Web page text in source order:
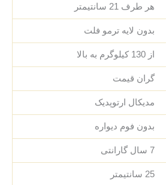
هر طرف 21 سانتیمتر
بدون لایه ترمو فلت
از 130 کیلوگرم به بالا
گران قیمت
مدیکال ارتوپدیک
بدون فوم دیواره
7 سال گارانتی
25 سانتیمتر